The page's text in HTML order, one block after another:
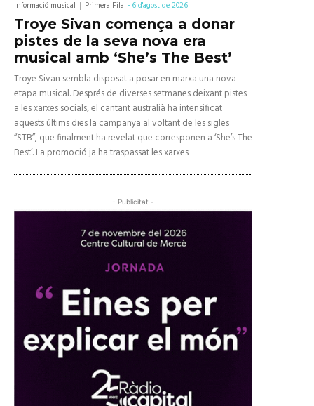
Informació musical Primera Fila -6 d'agost de 2026
Troye Sivan comença a donar
pistes de la seva nova era
musical amb ‘She’s The Best’
Troye Sivan sembla disposat a posar en marxa una nova
etapa musical. Després de diverses setmanes deixant pistes
a les xarxes socials, el cantant australià ha intensificat
aquests últims dies la campanya al voltant de les sigles
“STB”, que finalment ha revelat que corresponen a ‘She’s The
Best’. La promoció ja ha traspassat les xarxes
- Publicitat -